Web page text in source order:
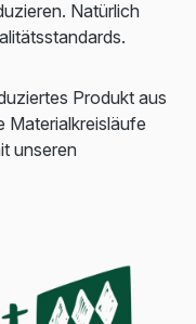
Natürlich
Produkt aus
Materialkreisläufe
unseren